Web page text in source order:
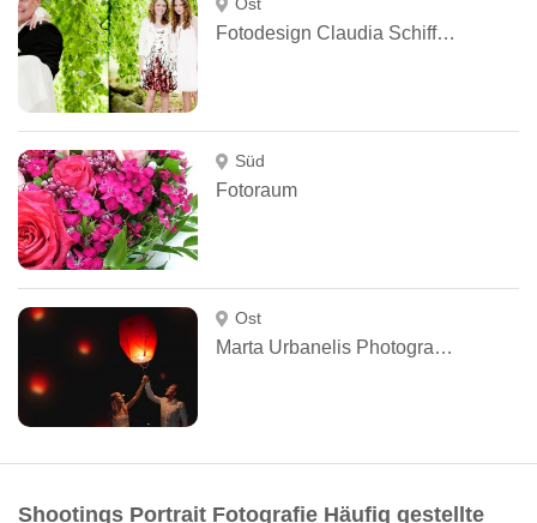
Fotodesign Claudia Schiffner
Süd
Fotoraum
Ost
Marta Urbanelis Photography
Shootings Portrait Fotografie Häufig gestellte